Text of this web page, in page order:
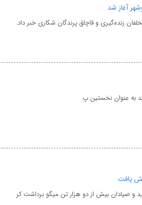
آغاز شد
زنده‌گیری و قاچاق پرندگان شکاری خبر داد.
به عنوان نخستین پ
و صیادان بیش از دو هزار تن میگو برداشت کر